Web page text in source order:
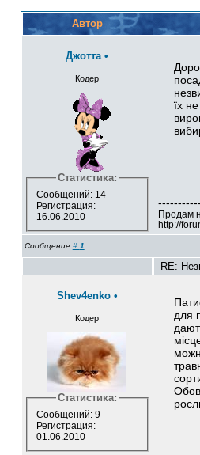
Автор
Джотта •
Кодер
Статистика:
Сообщений: 14
Регистрация:
16.06.2010
їх
Продам
http://
Сообщение # 1
RE:
Shev4enko •
Кодер
Статистика:
Сообщений: 9
Регистрация:
01.06.2010
для